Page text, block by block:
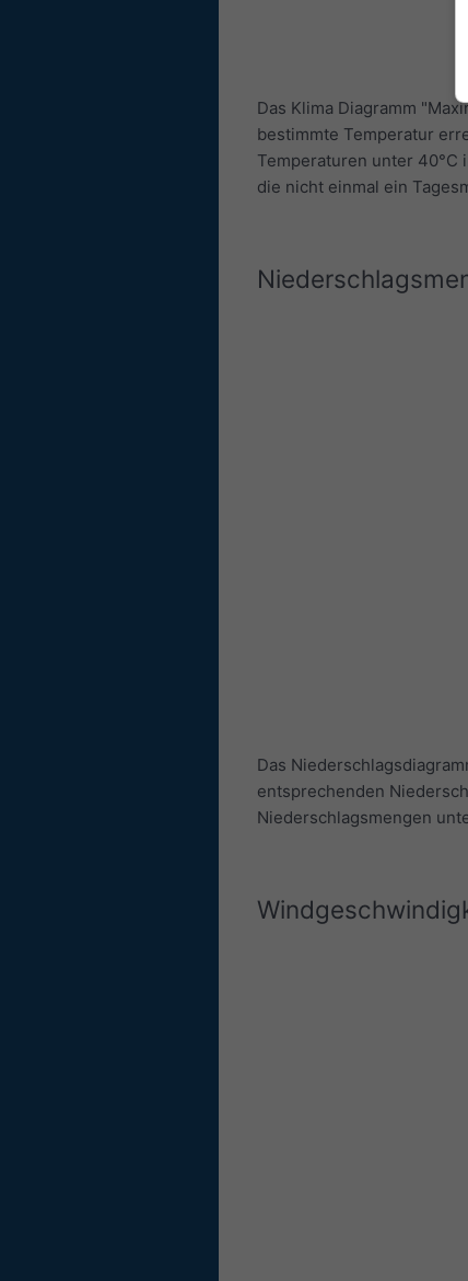
Das Klima Diagramm
bestimmte Temperatur
Temperaturen unter 40°C
die nicht einmal ein
Das
entsprechenden
Niederschlagsmengen